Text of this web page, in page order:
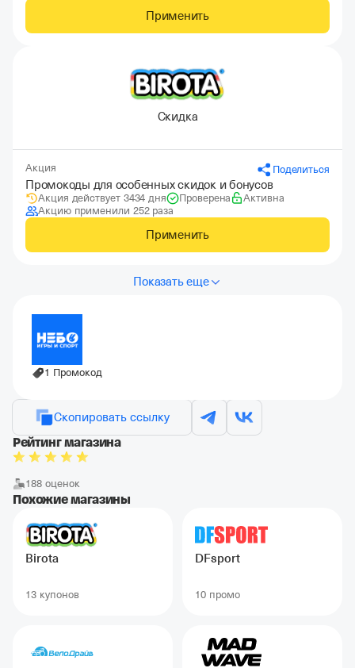
Применить
Скидка
Акция Поделиться
Промокоды для особенных скидок и бонусов
Акция действует 3434 дня Проверена
Активна
Акцию применили 252 раза
Применить
Показать еще
1 Промокод
Скопировать ссылку
Рейтинг магазина
188 оценок
Похожие магазины
Birota
13 купонов
DFsport
10 промо